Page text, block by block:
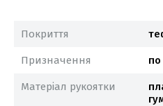
Покриття
Призначення
Матеріал рукоятки